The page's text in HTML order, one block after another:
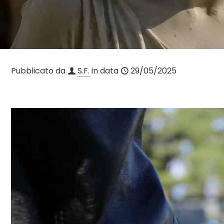
Pubblicato da S.F. in data 29/05/2025